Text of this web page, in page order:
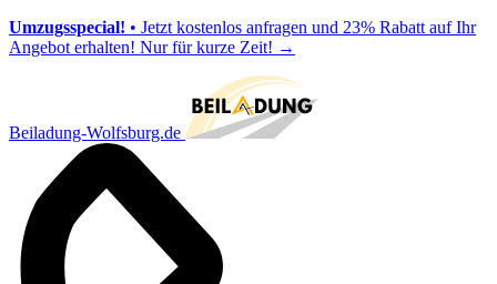
Umzugsspecial! • Jetzt kostenlos anfragen und 23% Rabatt auf Ihr
Angebot erhalten! Nur für kurze Zeit! →
Beiladung-Wolfsburg.de